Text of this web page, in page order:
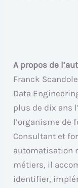
A propos de
Franck
Data
plus de dix ans
l’organisme de
Consultant et
automatisation
métiers, il
identifier,